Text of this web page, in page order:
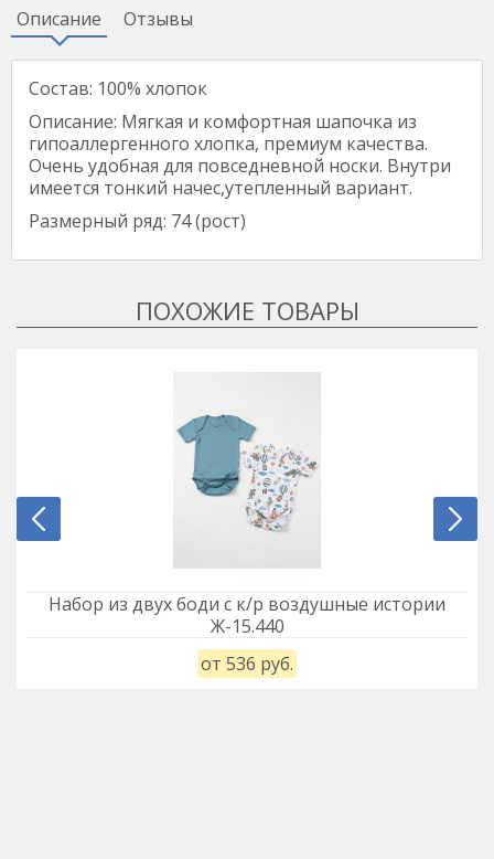
Описание Отзывы
Состав: 100% хлопок
Описание: Мягкая и комфортная шапочка из
гипоаллергенного хлопка, премиум качества.
Очень удобная для повседневной носки. Внутри
имеется тонкий начес,утепленный вариант.
Размерный ряд: 74 (рост)
Набор из двух боди с к/р воздушные истории
Ж-15.440
от 536 руб.